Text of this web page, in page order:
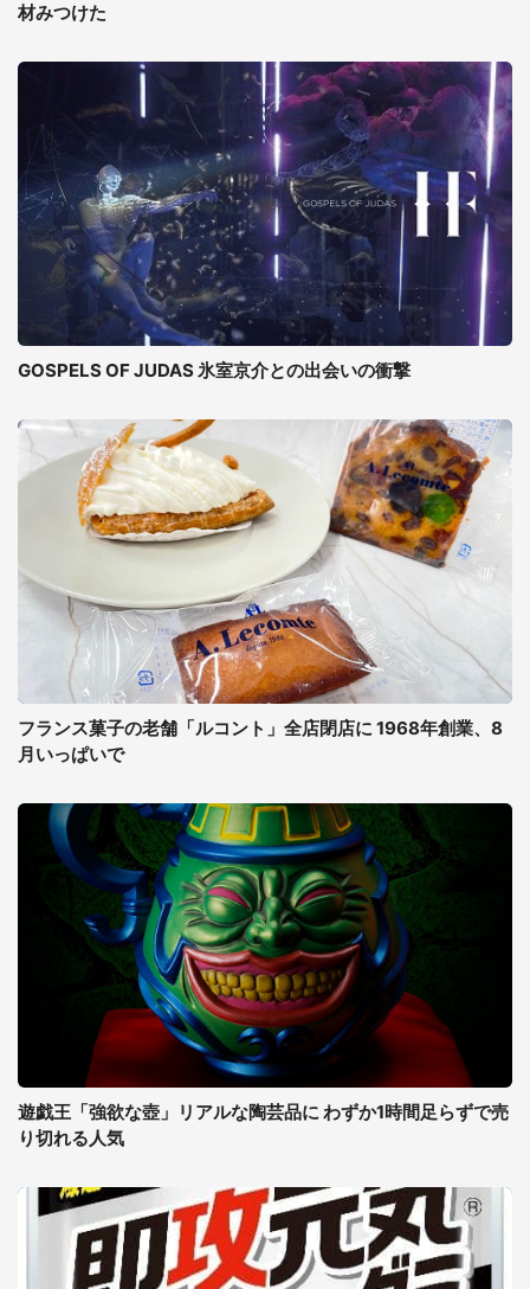
材みつけた
GOSPELS OF JUDAS 氷室京介との出会いの衝撃
フランス菓子の老舗「ルコント」全店閉店に 1968年創業、8
月いっぱいで
遊戯王「強欲な壺」リアルな陶芸品に わずか1時間足らずで売
り切れる人気